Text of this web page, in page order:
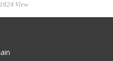
1824 View